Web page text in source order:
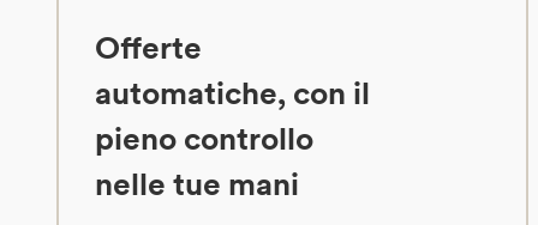
Offerte
automatiche, con il
pieno controllo
nelle tue mani